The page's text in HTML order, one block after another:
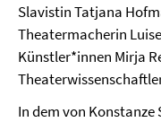
Slavistin Tatjana
Theatermacherin
Künstler*innen Mirja
In dem von